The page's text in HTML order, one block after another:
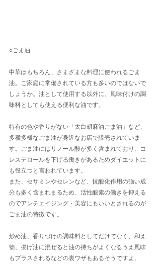
○ごま油
中華はもちろん、さまざまな料理に使われるごま
油。ご家庭に常備されている方も多いのではないで
しょうか。油として使用する以外に、風味付けの調
味料としても使える便利な油です。
特有の色や香りがない「太白胡麻油ごま油」など、
多種多様なごま油が身近なお店で販売されていま
す。ごま油にはリノール酸が多く含まれており、コ
レステロールを下げる働きがあるためダイエットに
も役立つと言われています。
また、セサミンやセレンなど、抗酸化作用の強い成
分も多く含まれまるため、活性酸素の働きを抑える
のでアンチエイジング・美容にもいいとされるのが
ごま油の特徴です。
炒め油、香りづけの調味料としてだけでなく、和え
物、揚げ油に混ぜると油の持ちがよくなるうえ風味
もプラスされるなどの裏ワザもあるそうですよ。